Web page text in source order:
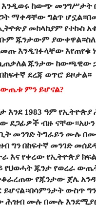
እንዲወሩ ከውጭ
ማቀዳቸው ግልጥ
መከላከያም የተኩስ
ጁንታውም
እንዲገፉላቸው እየጠየቁ
ጁንታው ከውጫዊው
ደረጃ ወጥሮ ይዞታል።
ምን ይሆናል?
እንደ 1983 ዓም
ደጋፊዎች ብዙ ናቸው።አሁን
መንገድ ትግራይን ሙሉ
ግን በከፍተኛ መንገድ
እና የቀረው የኢትዮጵያ
ጁንታ የወረራ ውጤት
የጁንታው ጀሌ
ውስጥ
ሕዝብ ሙሉ በሙሉ